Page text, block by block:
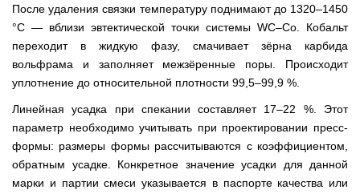
После удаления связки температуру поднимают до 1320–1450
°C — вблизи эвтектической точки системы WC–Co. Кобальт
переходит в жидкую фазу, смачивает зёрна карбида
вольфрама и заполняет межзёренные поры. Происходит
уплотнение до относительной плотности 99,5–99,9 %.
Линейная усадка при спекании составляет 17–22 %. Этот
параметр необходимо учитывать при проектировании пресс-
формы: размеры формы рассчитываются с коэффициентом,
обратным усадке. Конкретное значение усадки для данной
марки и партии смеси указывается в паспорте качества или